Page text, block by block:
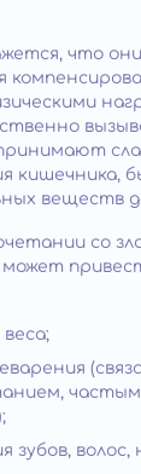
что
кишечника,
веществ
со
зубов, волос,